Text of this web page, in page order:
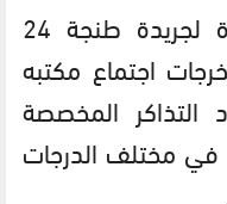
وبحسب المعطيات المتوفرة لجريدة طنجة 24
اجتماع مكتبه
التذاكر المخصصة
ألف تذكرة في مختلف الدرجات